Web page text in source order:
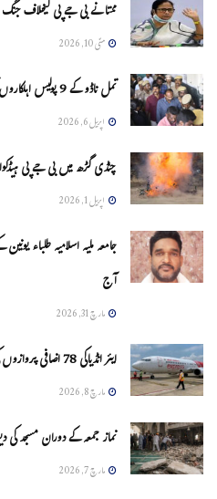
ممتا نے بی جے پی کیخلاف
مئی 10, 2026
تمل ناڈو کے 9 پولیس اہلکاروں کو سزائے موت
اپریل 6, 2026
چنڈی گڑھ میں بی جے پی
اپریل 1, 2026
جامعہ ملیہ اسلامیہ طلباء
آج
مارچ 31, 2026
ایئر انڈیاکی 78 اضافی پروازوں کی شروعات
مارچ 8, 2026
نماز جمعہ کے دوران مسجد کی دیوار
مارچ 7, 2026